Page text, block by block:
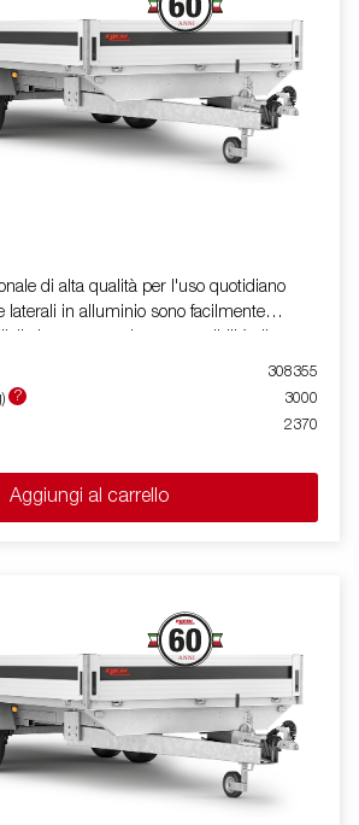
di alta qualità per l'uso quotidiano
laterali in alluminio sono facilmente
il che aumenta le sue possibilità di
da rimorchio cassonato a pianale. I
. E' disponibile una vasta gamma di
opzionali.
308355
?
3000
2370
Aggiungi al carrello